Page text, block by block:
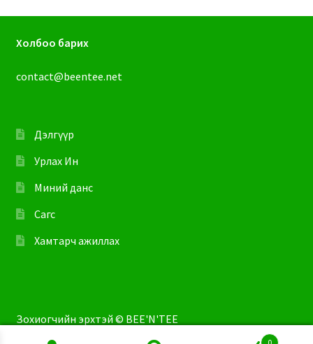
Холбоо барих
contact@beentee.net
Дэлгүүр
Урлах Ин
Миний данс
Сагс
Хамтарч ажиллах
Зохиогчийн эрхтэй © BEE'N'TEE